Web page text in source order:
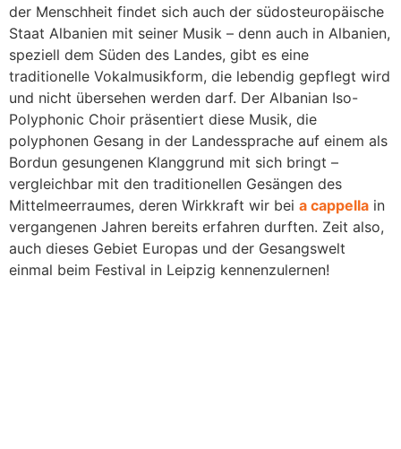
der Menschheit findet sich auch der südosteuropäische
Staat Albanien mit seiner Musik – denn auch in Albanien,
speziell dem Süden des Landes, gibt es eine
traditionelle Vokalmusikform, die lebendig gepflegt wird
und nicht übersehen werden darf. Der Albanian Iso-
Polyphonic Choir präsentiert diese Musik, die
polyphonen Gesang in der Landessprache auf einem als
Bordun gesungenen Klanggrund mit sich bringt –
vergleichbar mit den traditionellen Gesängen des
Mittelmeerraumes, deren Wirkkraft wir bei a cappella in
vergangenen Jahren bereits erfahren durften. Zeit also,
auch dieses Gebiet Europas und der Gesangswelt
einmal beim Festival in Leipzig kennenzulernen!